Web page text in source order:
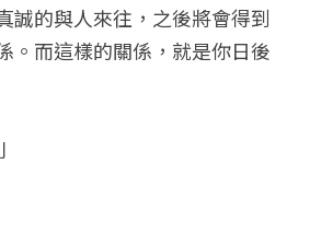
誠的與人來往，之後將會得到
。而這樣的關係，就是你日後